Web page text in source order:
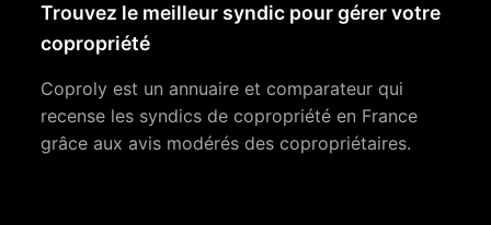
Trouvez le meilleur syndic pour gérer votre
copropriété
Coproly est un annuaire et comparateur qui
recense les syndics de copropriété en France
grâce aux avis modérés des copropriétaires.